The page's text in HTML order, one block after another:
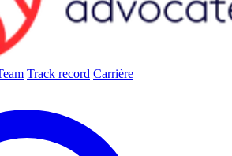
Track record Carrière